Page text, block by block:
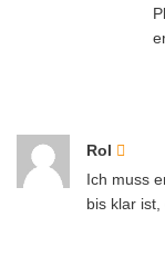
Rol
Ich muss
bis klar